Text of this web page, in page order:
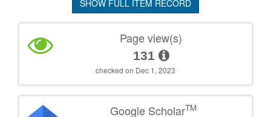
SHOW FULL ITEM RECORD
Page view(s)
131
checked on Dec 1, 2023
Google ScholarTM